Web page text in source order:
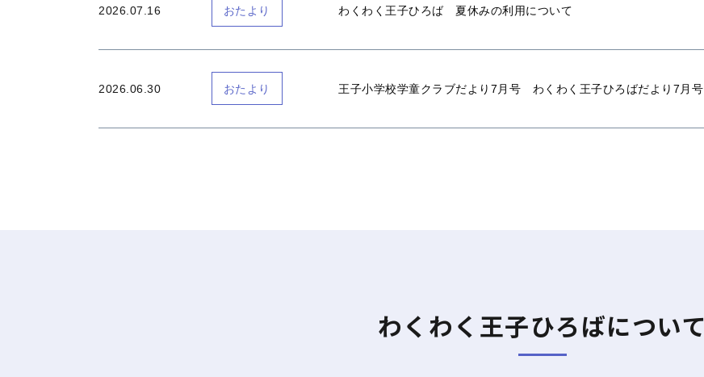
2026.07.16 おたより わくわく王子ひろば 夏休みの利用について
2026.06.30 おたより 王子小学校学童クラブだより7月号 わくわく王子ひろばだより7月号
わくわく王子ひろばについて